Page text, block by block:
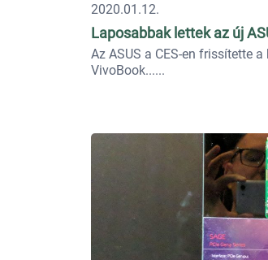
2020.01.12.
Laposabbak lettek az új
Az ASUS a CES-en frissítette
VivoBook...